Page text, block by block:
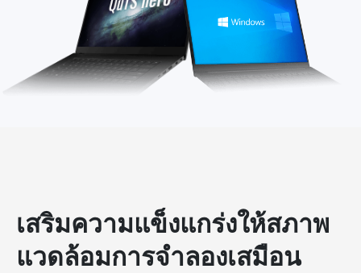
เสริมความแข็งแกร่งให้สภาพ
แวดล้อมการจำลองเสมือน